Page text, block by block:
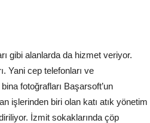
gibi alanlarda da hizmet veriyor.
Yani cep telefonları ve
fotoğrafları Başarsoft’un
işlerinden biri olan katı atık yönetim
İzmit sokaklarında çöp